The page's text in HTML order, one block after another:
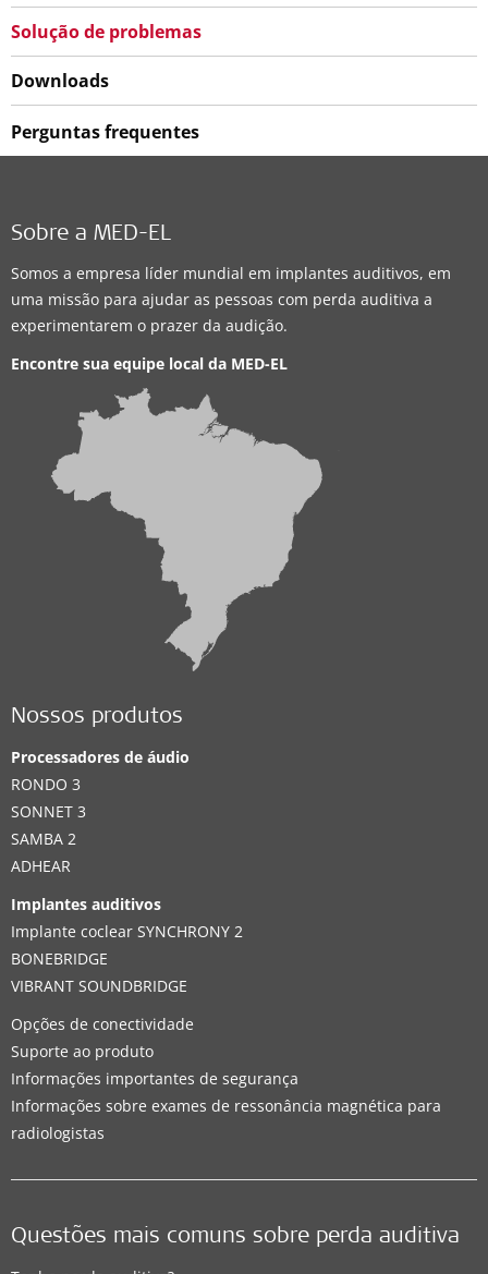
Solução de problemas
Downloads
Perguntas frequentes
Sobre a MED-EL
Somos a empresa líder mundial em implantes auditivos, em
uma missão para ajudar as pessoas com perda auditiva a
experimentarem o prazer da audição.
Encontre sua equipe local da MED-EL
Nossos produtos
Processadores de áudio
RONDO 3
SONNET 3
SAMBA 2
ADHEAR
Implantes auditivos
Implante coclear SYNCHRONY 2
BONEBRIDGE
VIBRANT SOUNDBRIDGE
Opções de conectividade
Suporte ao produto
Informações importantes de segurança
Informações sobre exames de ressonância magnética para
radiologistas
Questões mais comuns sobre perda auditiva